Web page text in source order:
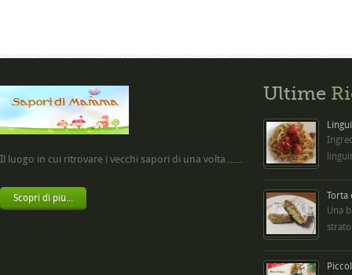
Il luogo in cui ritrovare i vecchi sapori di una volta.......
Scopri di più...
Ultime
Torta
Una